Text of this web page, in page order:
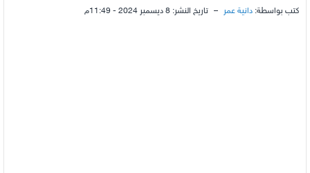
كتب بواسطة: دانية عمر – تاريخ النشر: 8 ديسمبر 2024 - 11:49م